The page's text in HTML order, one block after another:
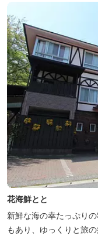
花海鮮とと
新鮮な海の幸たっぷり
もあり、ゆっくりと旅の